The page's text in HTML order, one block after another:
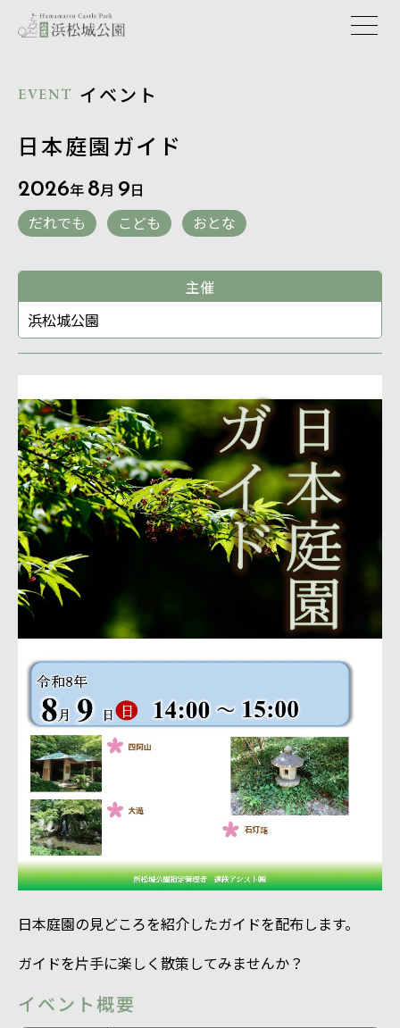
EVENT イベント
日本庭園ガイド
2026年 8月 9日
だれでも
こども おとな
主催
浜松城公園
日本庭園の見どころを紹介したガイドを配布します。
ガイドを片手に楽しく散策してみませんか？
イベント概要